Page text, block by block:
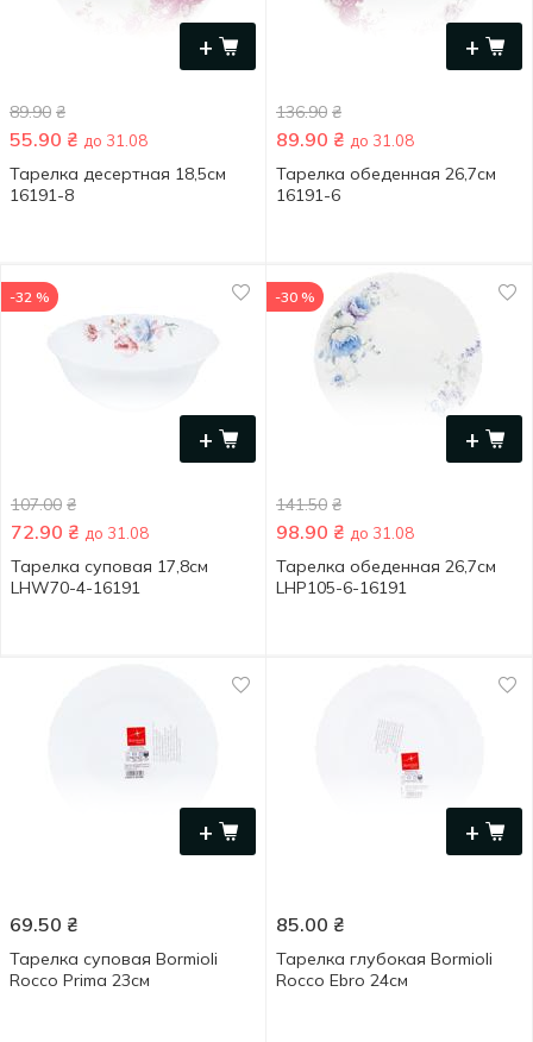
+
89.90 ₴
55.90 ₴ до 31.08
Тарелка десертная 18,5см
16191-8
+
136.90 ₴
89.90 ₴ до 31.08
Тарелка обеденная 26,7см
16191-6
+
-32 %
107.00 ₴
72.90 ₴ до 31.08
Тарелка суповая 17,8см
LHW70-4-16191
+
-30 %
141.50 ₴
98.90 ₴ до 31.08
Тарелка обеденная 26,7см
LHP105-6-16191
+
69.50 ₴
Тарелка суповая Bormioli
Rocco Prima 23см
+
85.00 ₴
Тарелка глубокая Bormioli
Rocco Ebro 24см